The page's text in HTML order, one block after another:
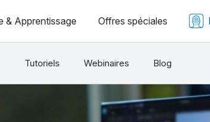
& Apprentissage Offres spéciales
Tutoriels Webinaires Blog